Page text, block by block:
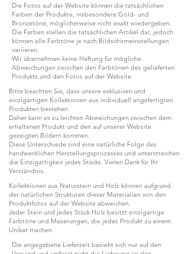
Die Fotos auf der Website können die tatsächlichen
Farben der Produkte, insbesondere Gold- und
Bronzetöne, möglicherweise nicht exakt wiedergeben.
Die Farben stellen die tatsächlichen Artikel dar, jedoch
können alle Farbtöne je nach Bildschirmeinstellungen
variieren.
Wir übernehmen keine Haftung für mögliche
Abweichungen zwischen den Farbtönen des gelieferten
Produkts und den Fotos auf der Website.
Bitte beachten Sie, dass unsere exklusiven und
einzigartigen Kollektionen aus individuell angefertigten
Produkten bestehen.
Daher kann es zu leichten Abweichungen zwischen dem
erhaltenen Produkt und den auf unserer Website
gezeigten Bildern kommen.
Diese Unterschiede sind eine natürliche Folge des
handwerklichen Herstellungsprozesses und unterstreichen
die Einzigartigkeit jedes Stücks. Vielen Dank für Ihr
Verständnis.
Kollektionen aus Naturstein und Holz können aufgrund
der natürlichen Strukturen dieser Materialien von den
Produktfotos auf der Website abweichen.
Jeder Stein und jedes Stück Holz besitzt einzigartige
Farbtöne und Maserungen, die jedes Produkt zu einem
Unikat machen.
Die angegebene Lieferzeit bezieht sich nur auf den